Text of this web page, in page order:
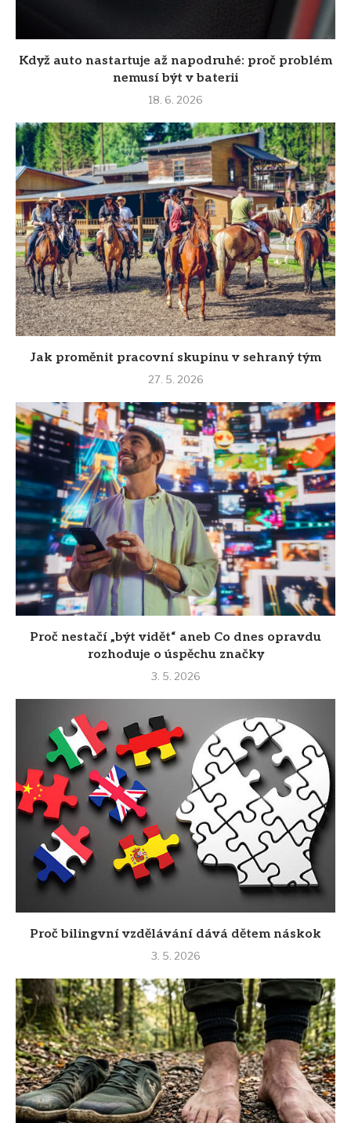
Když auto nastartuje až napodruhé: proč problém
nemusí být v baterii
18. 6. 2026
Jak proměnit pracovní skupinu v sehraný tým
27. 5. 2026
Proč nestačí „být vidět“ aneb Co dnes opravdu
rozhoduje o úspěchu značky
3. 5. 2026
Proč bilingvní vzdělávání dává dětem náskok
3. 5. 2026